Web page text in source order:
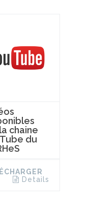
chaine
du
Details